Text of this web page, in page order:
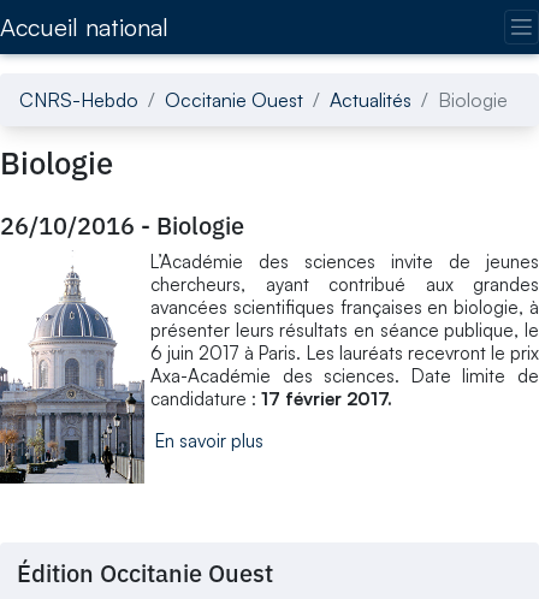
Accueil national
CNRS-Hebdo Occitanie Ouest Actualités Biologie
Biologie
26/10/2016 - Biologie
L’Académie des sciences invite de jeunes
chercheurs, ayant contribué aux grandes
avancées scientifiques françaises en biologie, à
présenter leurs résultats en séance publique, le
6 juin 2017 à Paris. Les lauréats recevront le prix
Axa-Académie des sciences. Date limite de
candidature : 17 février 2017.
En savoir plus
Édition Occitanie Ouest